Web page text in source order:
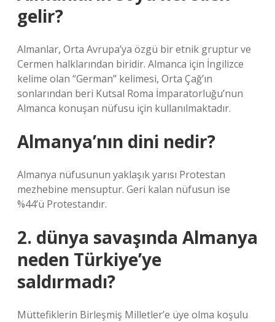
gelir?
Almanlar, Orta Avrupa’ya özgü bir etnik gruptur ve
Cermen halklarından biridir. Almanca için İngilizce
kelime olan “German” kelimesi, Orta Çağ’ın
sonlarından beri Kutsal Roma İmparatorluğu’nun
Almanca konuşan nüfusu için kullanılmaktadır.
Almanya’nın dini nedir?
Almanya nüfusunun yaklaşık yarısı Protestan
mezhebine mensuptur. Geri kalan nüfusun ise
%44’ü Protestandır.
2. dünya savaşında Almanya
neden Türkiye’ye
saldırmadı?
Müttefiklerin Birleşmiş Milletler’e üye olma koşulu